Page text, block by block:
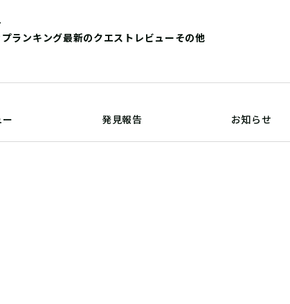
ランキング最新のクエストレビューその他
ー 発見報告 お知らせ